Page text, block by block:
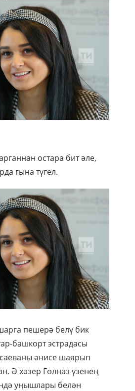
остара бит әле,
гына түгел.
пешерә белү бик
башкорт эстрадасы
әнисе шаярып
Ә хәзер Гөлназ үзенең
уңышлары белән